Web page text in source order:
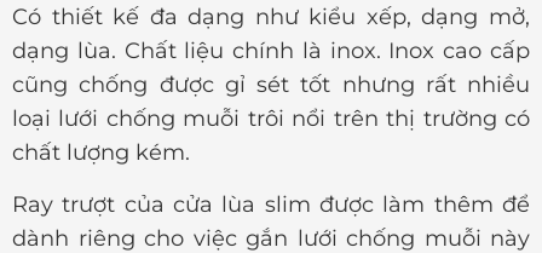
Có thiết kế đa dạng như kiểu xếp, dạng mở,
dạng lùa. Chất liệu chính là inox. Inox cao cấp
cũng chống được gỉ sét tốt nhưng rất nhiều
loại lưới chống muỗi trôi nổi trên thị trường có
chất lượng kém.
Ray trượt của cửa lùa slim được làm thêm để
dành riêng cho việc gắn lưới chống muỗi này